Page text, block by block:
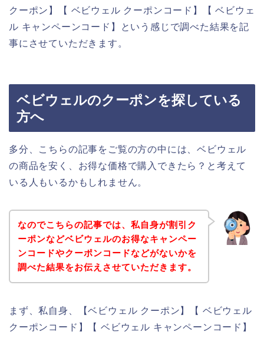
クーポン】【 ベビウェル クーポンコード】【 ベビウェ
ル キャンペーンコード】という感じで調べた結果を記
事にさせていただきます。
ベビウェルのクーポンを探している
方へ
多分、こちらの記事をご覧の方の中には、ベビウェル
の商品を安く、お得な価格で購入できたら？と考えて
いる人もいるかもしれません。
なのでこちらの記事では、私自身が割引ク
ーポンなどベビウェルのお得なキャンペー
ンコードやクーポンコードなどがないかを
調べた結果をお伝えさせていただきます。
まず、私自身、【ベビウェル クーポン】【 ベビウェル
クーポンコード】【 ベビウェル キャンペーンコード】